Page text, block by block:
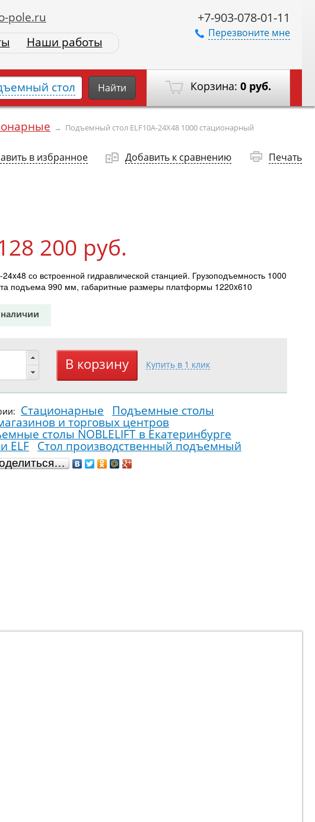
+7-903-078-01-11
Перезвоните мне
pole.ru
Наши работы
Корзина: 0 руб.
стол Найти
→ Подъемный стол ELF10A-24X48 1000 стационарный
в избранное Добавить к сравнению Печать
200 руб.
со встроенной гидравлической станцией. Грузоподъемность 1000
подъема 990 мм, габаритные размеры платформы 1220x610
Стационарные Подъемные столы
и торговых центров
столы NOBLELIFT в Екатеринбурге
ELF Стол производственный подъемный